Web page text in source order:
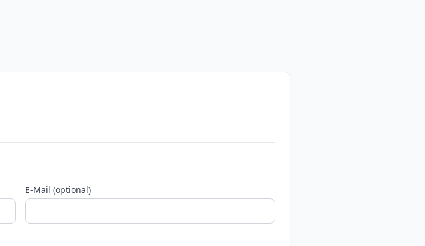
E-Mail (optional)